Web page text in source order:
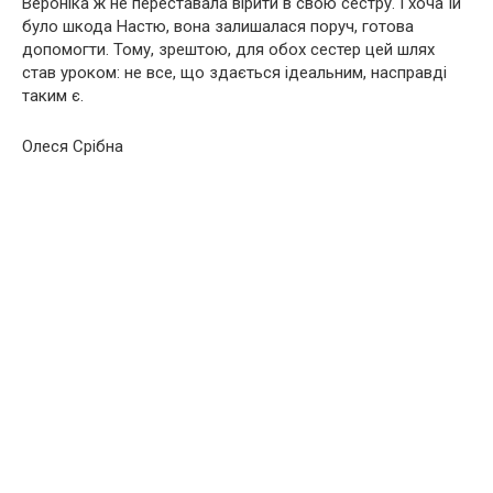
було шкода Настю, вона залишалася поруч, готова
допомогти. Тому, зрештою, для обох сестер цей шлях
став уроком: не все, що здається ідеальним, насправді
таким є.
Олеся Срібна